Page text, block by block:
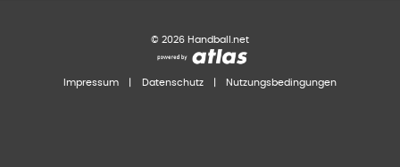
© 2026 Handball.net
Impressum Datenschutz Nutzungsbedingungen